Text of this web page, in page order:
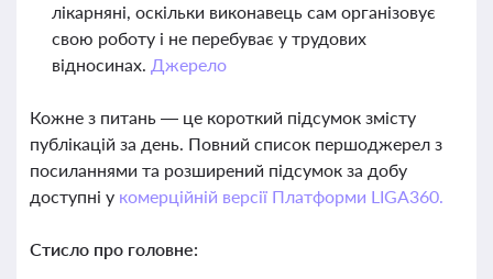
лікарняні, оскільки виконавець сам організовує
свою роботу і не перебуває у трудових
відносинах. Джерело
Кожне з питань — це короткий підсумок змісту
публікацій за день. Повний список першоджерел з
посиланнями та розширений підсумок за добу
доступні у комерційній версії Платформи LIGA360.
Стисло про головне: